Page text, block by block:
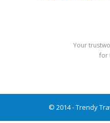
Your
for
© 2014 - Trendy